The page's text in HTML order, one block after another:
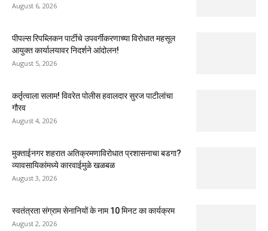
August 6, 2026
पीपल्स रिपब्लिकन पार्टीचे उपवर्गीकरणाच्या विरोधात महसूल
आयुक्त कार्यालयावर निदर्शने आंदोलन!
August 5, 2026
कर्तृत्वाला सलाम! विवरेत पोलीस हवालदार सुरज पाटीलांचा
गौरव
August 4, 2026
मुक्ताईनगर शहरात अतिक्रमणाविरोधात प्रशासनाचा बडगा?
व्यावसायिकांमध्ये कारवाईमुळे खळबळ
August 3, 2026
स्वतंत्रता संग्राम सेनानियों के नाम 10 मिनट का कार्यक्रम
August 2, 2026